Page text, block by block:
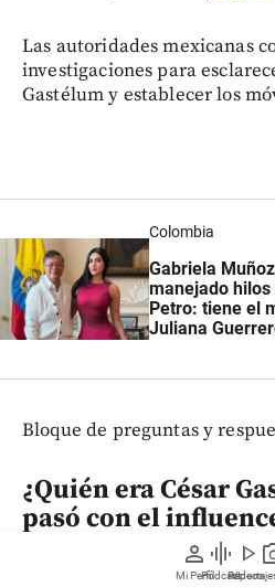
person
Mi Perfil
graphic_eq
Pódcast
play_arrow
Videos
Las autoridades mexicanas
investigaciones para
Gastélum y establecer los
Colombia
Gabriela
manejado
Petro: tiene el
Juliana
Bloque de preguntas y
¿Quién era César
pasó con el